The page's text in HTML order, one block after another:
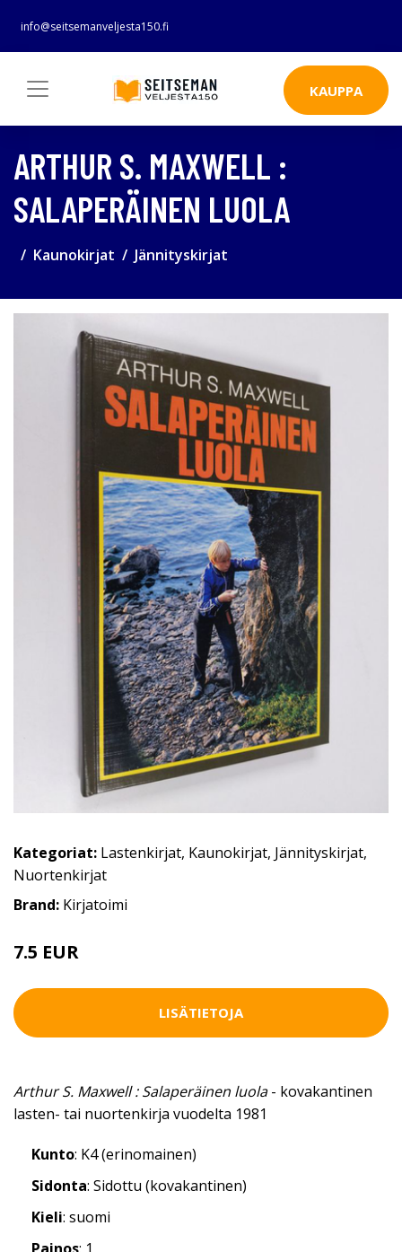
info@seitsemanveljesta150.fi
KAUPPA
ARTHUR S. MAXWELL :
SALAPERÄINEN LUOLA
Kaunokirjat Jännityskirjat
Kategoriat: Lastenkirjat, Kaunokirjat, Jännityskirjat,
Nuortenkirjat
Brand: Kirjatoimi
7.5 EUR
LISÄTIETOJA
Arthur S. Maxwell : Salaperäinen luola- kovakantinen
lasten- tai nuortenkirja vuodelta 1981
Kunto: K4 (erinomainen)
Sidonta: Sidottu (kovakantinen)
Kieli: suomi